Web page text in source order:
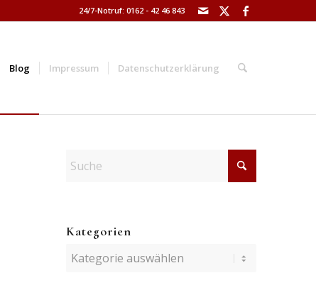
24/7-Notruf: 0162 - 42 46 843
Blog Impressum Datenschutzerklärung
Kategorien
Kategorien